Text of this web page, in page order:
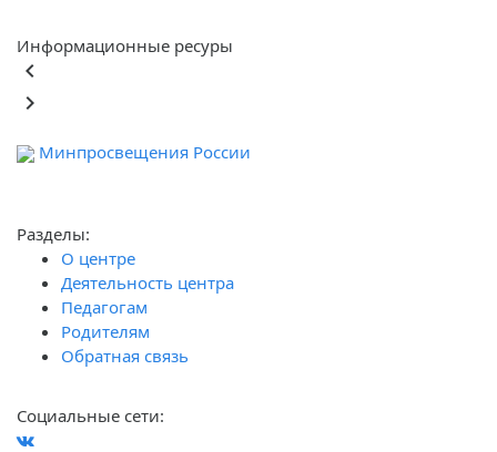
Информационные ресуры
keyboard_arrow_left
keyboard_arrow_right
Минпросвещения России
Разделы:
О центре
Деятельность центра
Педагогам
Родителям
Обратная связь
Социальные сети: